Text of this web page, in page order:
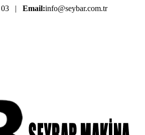
03 | Email:info@seybar.com.tr